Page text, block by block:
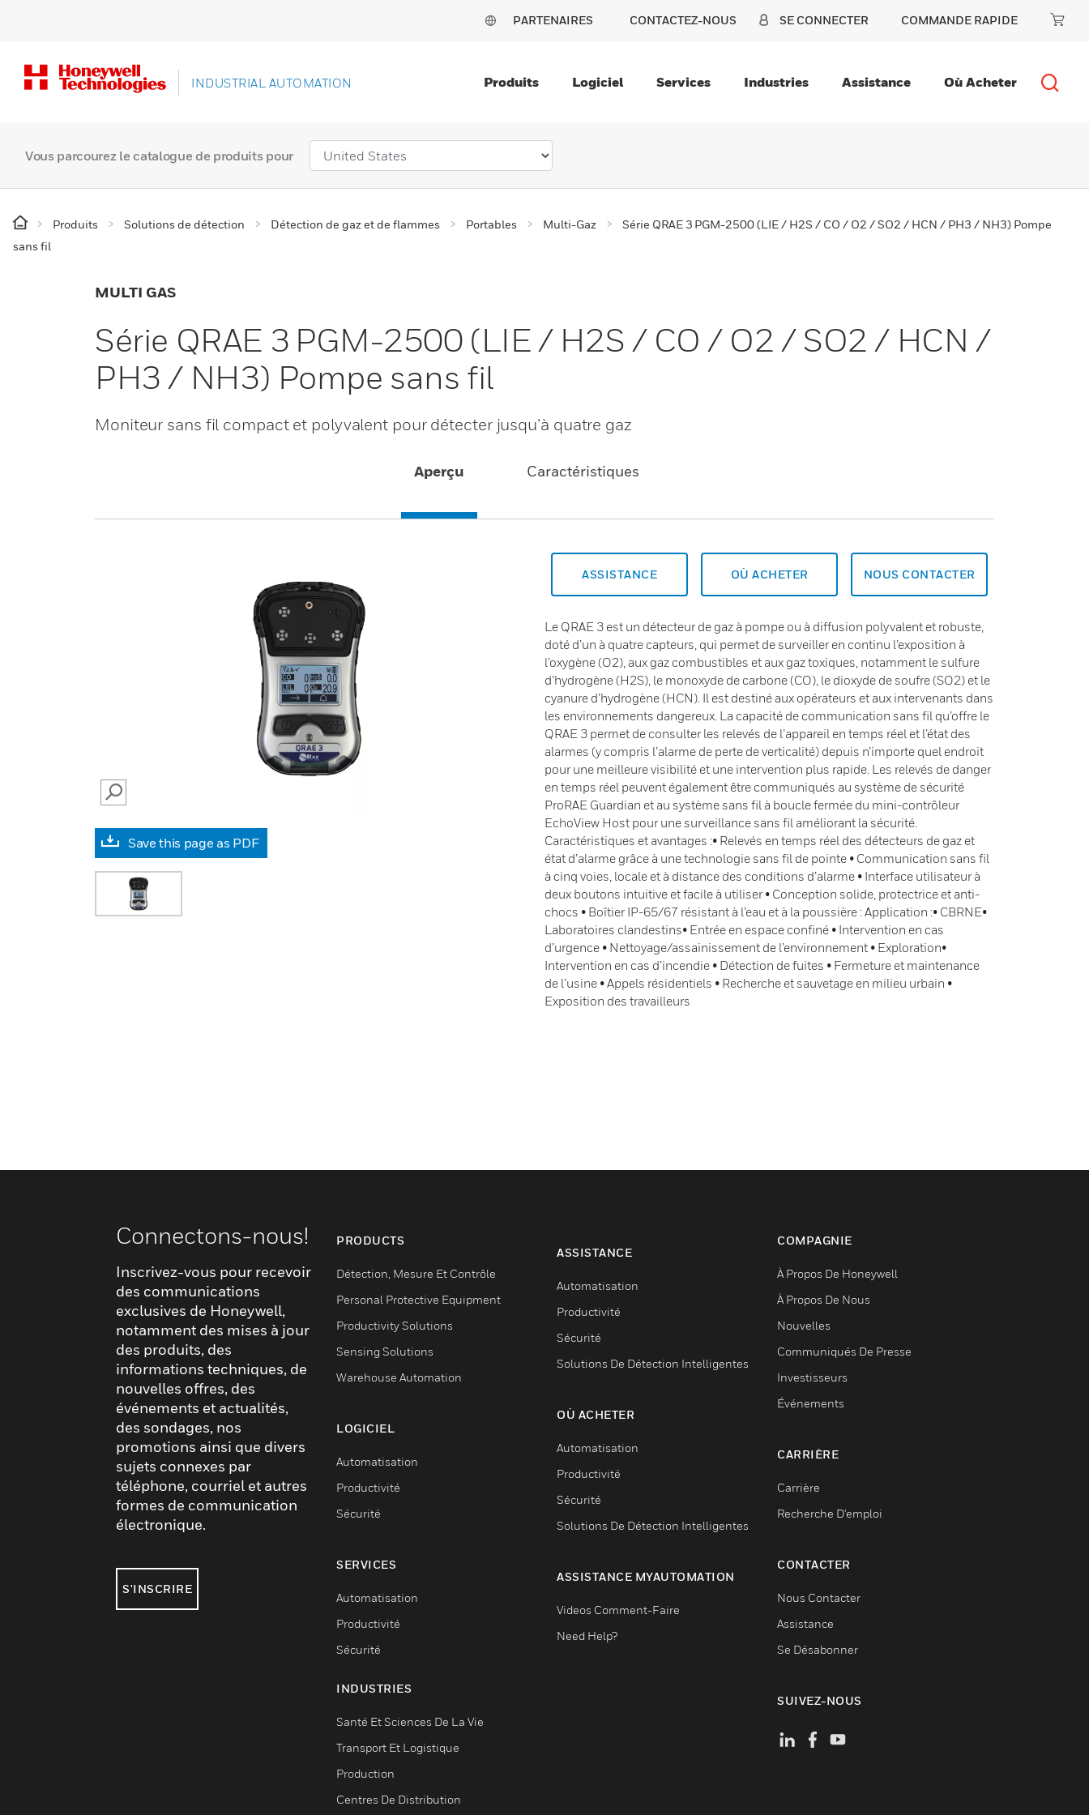
PARTENAIRES CONTACTEZ-NOUS SE CONNECTER COMMANDE RAPIDE
INDUSTRIAL AUTOMATION Produits Logiciel Services Industries Assistance Où Acheter
Vous parcourez le catalogue de produits pour
Produits Solutions de détection Détection de gaz et de flammes Portables Multi-Gaz
Série QRAE 3 PGM-2500 (LIE / H2S / CO / O2 / SO2 / HCN / PH3 / NH3) Pompe
sans fil
MULTI GAS
Série QRAE 3 PGM-2500 (LIE / H2S / CO / O2 / SO2 / HCN /
PH3 / NH3) Pompe sans fil
Moniteur sans fil compact et polyvalent pour détecter jusqu’à quatre gaz
Aperçu Caractéristiques
SEARCH
Save this page as PDF
ASSISTANCE OÙ ACHETER NOUS CONTACTER
Le QRAE 3 est un détecteur de gaz à pompe ou à diffusion polyvalent et robuste,
doté d’un à quatre capteurs, qui permet de surveiller en continu l’exposition à
l’oxygène (O2), aux gaz combustibles et aux gaz toxiques, notamment le sulfure
d’hydrogène (H2S), le monoxyde de carbone (CO), le dioxyde de soufre (SO2) et le
cyanure d’hydrogène (HCN). Il est destiné aux opérateurs et aux intervenants dans
les environnements dangereux. La capacité de communication sans fil qu’offre le
QRAE 3 permet de consulter les relevés de l’appareil en temps réel et l’état des
alarmes (y compris l’alarme de perte de verticalité) depuis n’importe quel endroit
pour une meilleure visibilité et une intervention plus rapide. Les relevés de danger
en temps réel peuvent également être communiqués au système de sécurité
ProRAE Guardian et au système sans fil à boucle fermée du mini-contrôleur
EchoView Host pour une surveillance sans fil améliorant la sécurité.
Caractéristiques et avantages :• Relevés en temps réel des détecteurs de gaz et
état d’alarme grâce à une technologie sans fil de pointe • Communication sans fil
à cinq voies, locale et à distance des conditions d’alarme • Interface utilisateur à
deux boutons intuitive et facile à utiliser • Conception solide, protectrice et anti-
chocs • Boîtier IP-65/67 résistant à l’eau et à la poussière : Application :• CBRNE•
Laboratoires clandestins• Entrée en espace confiné • Intervention en cas
d’urgence • Nettoyage/assainissement de l’environnement • Exploration•
Intervention en cas d’incendie • Détection de fuites • Fermeture et maintenance
de l’usine • Appels résidentiels • Recherche et sauvetage en milieu urbain •
Exposition des travailleurs
Connectons-nous!
Inscrivez-vous pour recevoir
des communications
exclusives de Honeywell,
notamment des mises à jour
des produits, des
informations techniques, de
nouvelles offres, des
événements et actualités,
des sondages, nos
promotions ainsi que divers
sujets connexes par
téléphone, courriel et autres
formes de communication
électronique.
S'INSCRIRE
PRODUCTS
Détection, Mesure Et Contrôle
Personal Protective Equipment
Productivity Solutions
Sensing Solutions
Warehouse Automation
LOGICIEL
Automatisation
Productivité
Sécurité
SERVICES
Automatisation
Productivité
Sécurité
INDUSTRIES
Santé Et Sciences De La Vie
Transport Et Logistique
Production
Centres De Distribution
ASSISTANCE
Automatisation
Productivité
Sécurité
Solutions De Détection Intelligentes
OÙ ACHETER
Automatisation
Productivité
Sécurité
Solutions De Détection Intelligentes
ASSISTANCE MYAUTOMATION
Videos Comment-Faire
Need Help?
COMPAGNIE
À Propos De Honeywell
À Propos De Nous
Nouvelles
Communiqués De Presse
Investisseurs
Événements
CARRIÈRE
Carrière
Recherche D'emploi
CONTACTER
Nous Contacter
Assistance
Se Désabonner
SUIVEZ-NOUS